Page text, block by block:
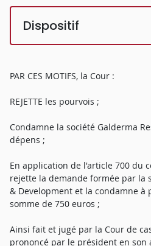
Dispositif
PAR CES MOTIFS, la Cour :
REJETTE les pourvois ;
Condamne la société Galderma
dépens ;
En application de l'article 700 du
rejette la demande formée par la
& Development et la condamne à
somme de 750 euros ;
Ainsi fait et jugé par la Cour de
prononcé par le président en